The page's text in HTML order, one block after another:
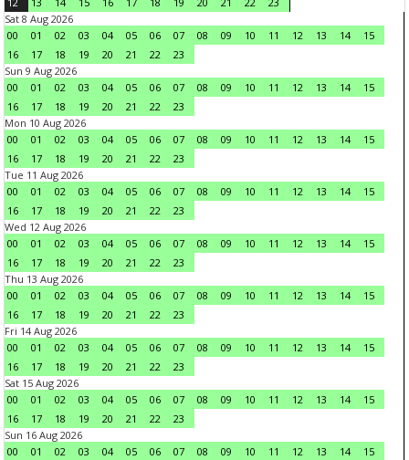
Sat 8 Aug 2026
00
01 02 03 04 05 06 07 08 09 10 11 12 13 14
15
16
17 18 19 20 21 22
23
Sun 9 Aug 2026
00
01 02 03 04 05 06 07 08 09 10 11 12 13 14
15
16
17 18 19 20 21 22
23
Mon 10 Aug 2026
00
01 02 03 04 05 06 07 08 09 10 11 12 13 14
15
16
17 18 19 20 21 22
23
Tue 11 Aug 2026
00
01 02 03 04 05 06 07 08 09 10 11 12 13 14
15
16
17 18 19 20 21 22
23
Wed 12 Aug 2026
00
01 02 03 04 05 06 07 08 09 10 11 12 13 14
15
16
17 18 19 20 21 22
23
Thu 13 Aug 2026
00
01 02 03 04 05 06 07 08 09 10 11 12 13 14
15
16
17 18 19 20 21 22
23
Fri 14 Aug 2026
00
01 02 03 04 05 06 07 08 09 10 11 12 13 14
15
16
17 18 19 20 21 22
23
Sat 15 Aug 2026
00
01 02 03 04 05 06 07 08 09 10 11 12 13 14
15
16
17 18 19 20 21 22
23
Sun 16 Aug 2026
00
01 02 03 04 05 06 07 08 09 10 11 12 13 14 15